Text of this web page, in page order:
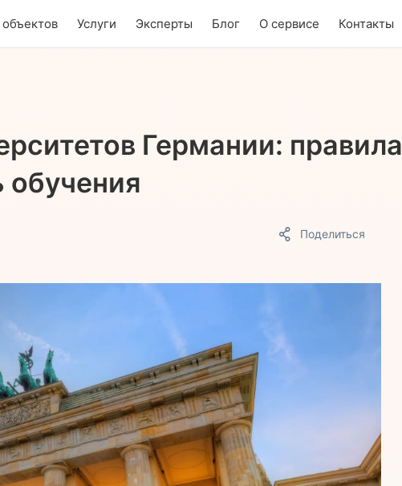
объектов Услуги Эксперты Блог О сервисе Контакты
Германии: правила
обучения
Поделиться